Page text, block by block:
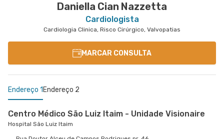
Daniella Cian Nazzetta
Cardiologista
Cardiologia Clinica, Risco Cirúrgico, Valvopatias
MARCAR CONSULTA
Endereço 1 Endereço 2
Centro Médico São Luiz Itaim - Unidade Visionaire
Hospital São Luiz Itaim